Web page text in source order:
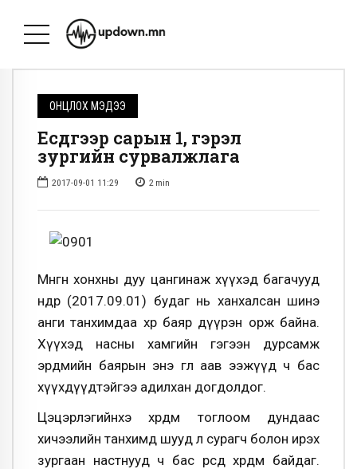
ОНЦЛОХ МЭДЭЭ
Есдүгээр сарын 1, гэрэл
зургийн сурвалжлага
2017-09-01 11:29 2 min
Мөнгөн хонхны дуу цангинаж хүүхэд багачууд
өнөөдөр (2017.09.01) будаг нь ханхалсан шинэ
анги танхимдаа хөөр баяр дүүрэн орж байна.
Хүүхэд насны хамгийн гэгээн дурсамж
эрдмийн баярын энэ өглөө аав ээжүүд ч бас
хүүхдүүдтэйгээ адилхан догдолдог.
Цэцэрлэгийнхэ өхөөрдөм тоглоом дундаас
хичээлийн танхимд шууд л сурагч болон ирэх
зургаан настнууд ч бас өөрсдөө өхөөрдөм байдаг.